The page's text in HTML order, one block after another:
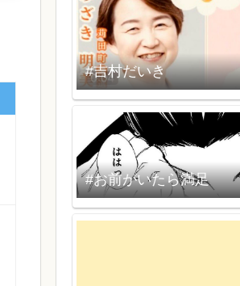
#吉村だいき
#お前がいたら満足